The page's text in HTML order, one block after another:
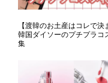
【渡韓のお土産はコレで決
韓国ダイソーのプチプラコ
集